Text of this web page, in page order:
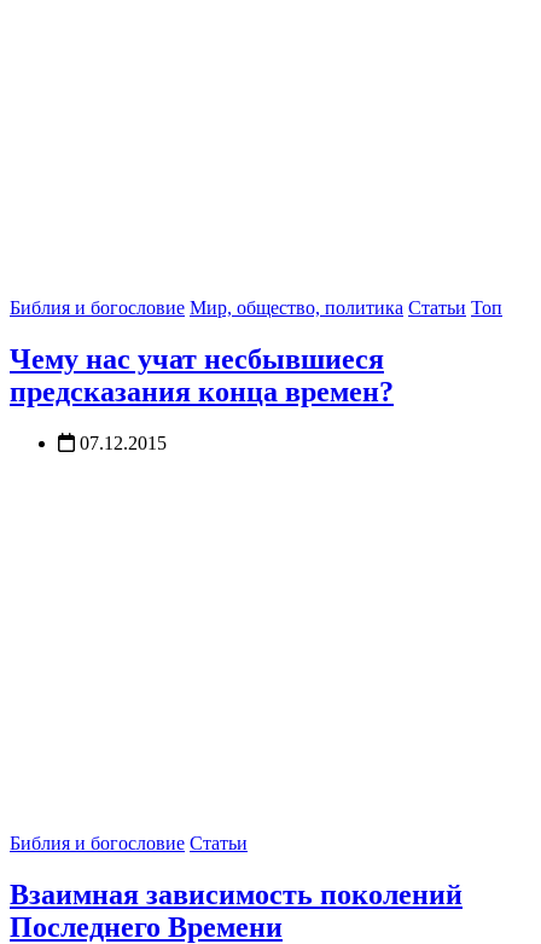
Библия и богословие Мир, общество, политика Статьи Топ
Чему нас учат несбывшиеся
предсказания конца времен?
07.12.2015
Библия и богословие Статьи
Взаимная зависимость поколений
Последнего Времени